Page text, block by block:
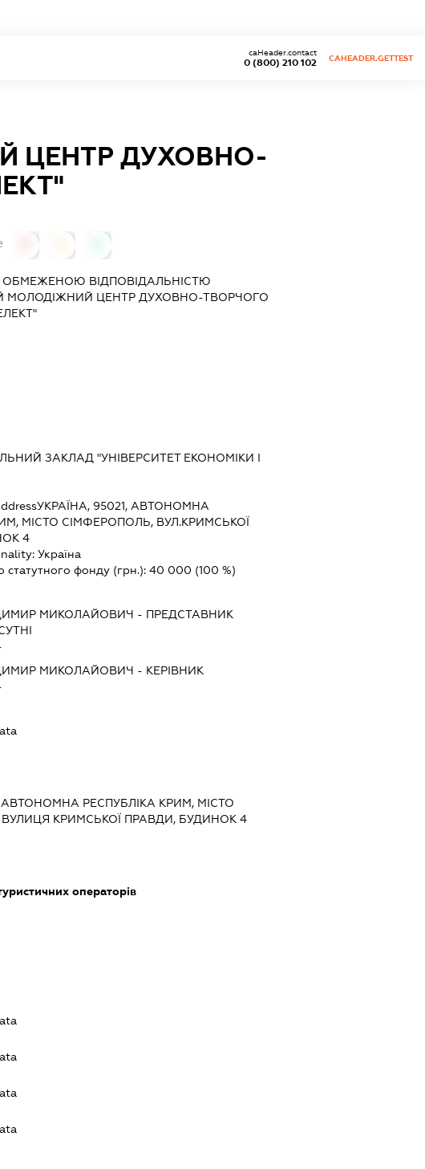
0 (800) 210 102
caHeader.contact
CAHEADER.GETTEST
ЦЕНТР ДУХОВНО-
ВІДПОВІДАЛЬНІСТЮ
МОЛОДІЖНИЙ ЦЕНТР ДУХОВНО-ТВОРЧОГО
ЗАКЛАД "УНІВЕРСИТЕТ ЕКОНОМІКИ І
УКРАЇНА, 95021, АВТОНОМНА
МІСТО СІМФЕРОПОЛЬ, ВУЛ.КРИМСЬКОЇ
4
Україна
статутного фонду (грн.): 40 000 (100 %)
МИКОЛАЙОВИЧ - ПРЕДСТАВНИК
МИКОЛАЙОВИЧ - КЕРІВНИК
АВТОНОМНА РЕСПУБЛІКА КРИМ, МІСТО
КРИМСЬКОЇ ПРАВДИ, БУДИНОК 4
операторів